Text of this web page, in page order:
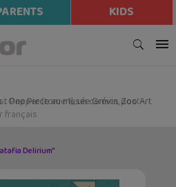
KIDS
One Piece au musée Grévin, Zoo Art
Delirium"